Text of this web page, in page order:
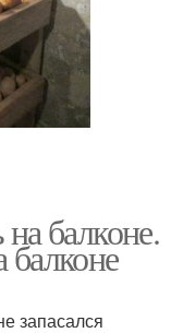
балконе.
запасался